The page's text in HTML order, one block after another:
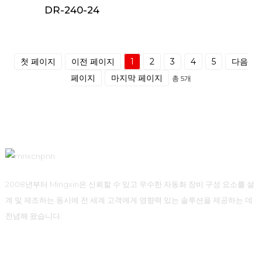
DR-240-24
첫 페이지 이전 페이지 1 2 3 4 5
다음
페이지
마지막 페이지 총 5개
2008년부터 Mingxin은 신뢰할 수 있고 우수한 자동화 장비 구성 요소를 설
계 및 제조하는 동시에 전 세계 고객에게 영향력 있는 솔루션을 제공하는 데
전념해 왔습니다.